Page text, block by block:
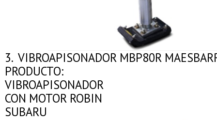
3. VIBROAPISONADOR MBP80R
PRODUCTO:
VIBROAPISONADOR
CON MOTOR ROBIN
SUBARU